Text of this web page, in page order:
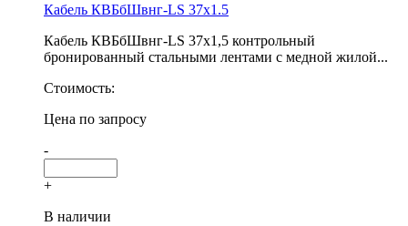
Кабель КВБбШвнг-LS 37х1.5
Кабель КВБбШвнг-LS 37х1,5 контрольный
бронированный стальными лентами с медной жилой...
Стоимость:
Цена по запросу
-
+
В наличии